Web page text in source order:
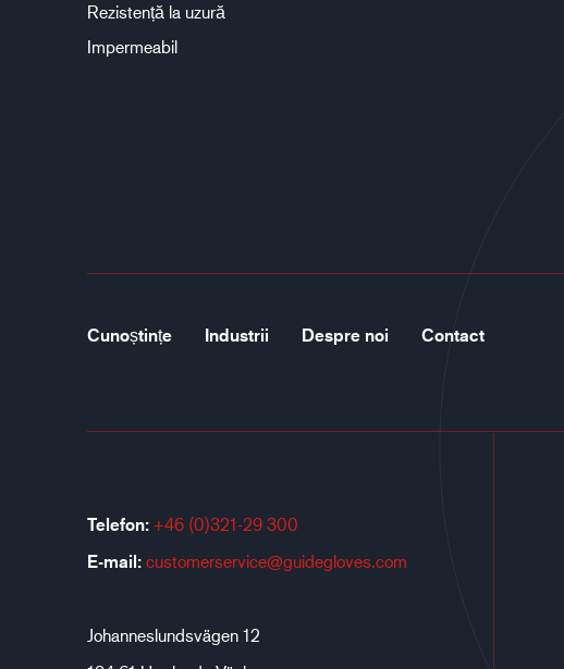
Rezistență la uzură
Impermeabil
Cunoștințe Industrii Despre noi Contact
Telefon: +46 (0)321-29 300
E-mail: customerservice@guidegloves.com
Johanneslundsvägen 12